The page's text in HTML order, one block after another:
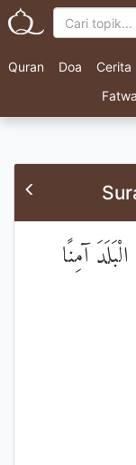
Quran Doa Cerita
آمِنًا